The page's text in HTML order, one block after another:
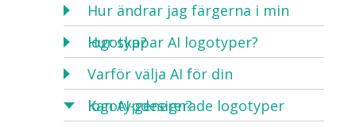
Hur ändrar jag färgerna i min
logotyp?
Hur skapar AI logotyper?
Varför välja AI för din
logotypdesign?
Kan AI-genererade logotyper